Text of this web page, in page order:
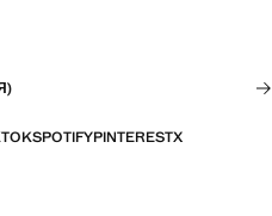
SPOTIFYPINTERESTX